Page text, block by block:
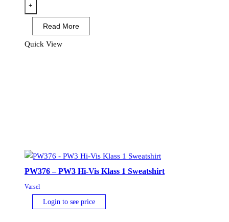
Tvåfärgs
Mesh
shirt
+
Read More
Quick View
PW376 – PW3 Hi-Vis Klass 1 Sweatshirt
Varsel
Login to see price